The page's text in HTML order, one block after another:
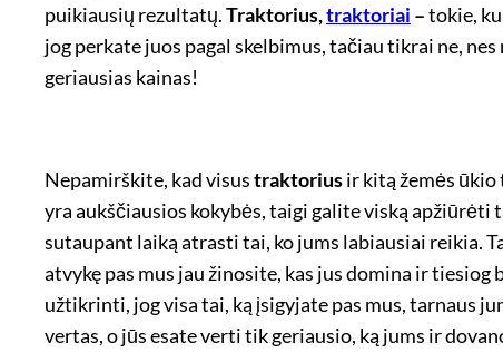
puikiausių rezultatų.Traktorius,traktoriai –tokie,
jog perkate juos pagal skelbimus, tačiau tikrai ne,
geriausias kainas!
Nepamirškite, kad visustraktoriusir kitą žemės
yra aukščiausios kokybės, taigi galite viską
sutaupant laiką atrasti tai, ko jums labiausiai reikia.
atvykę pas mus jau žinosite, kas jus domina ir
užtikrinti, jog visa tai, ką įsigyjate pas mus, tarnaus
vertas, o jūs esate verti tik geriausio, ką jums ir